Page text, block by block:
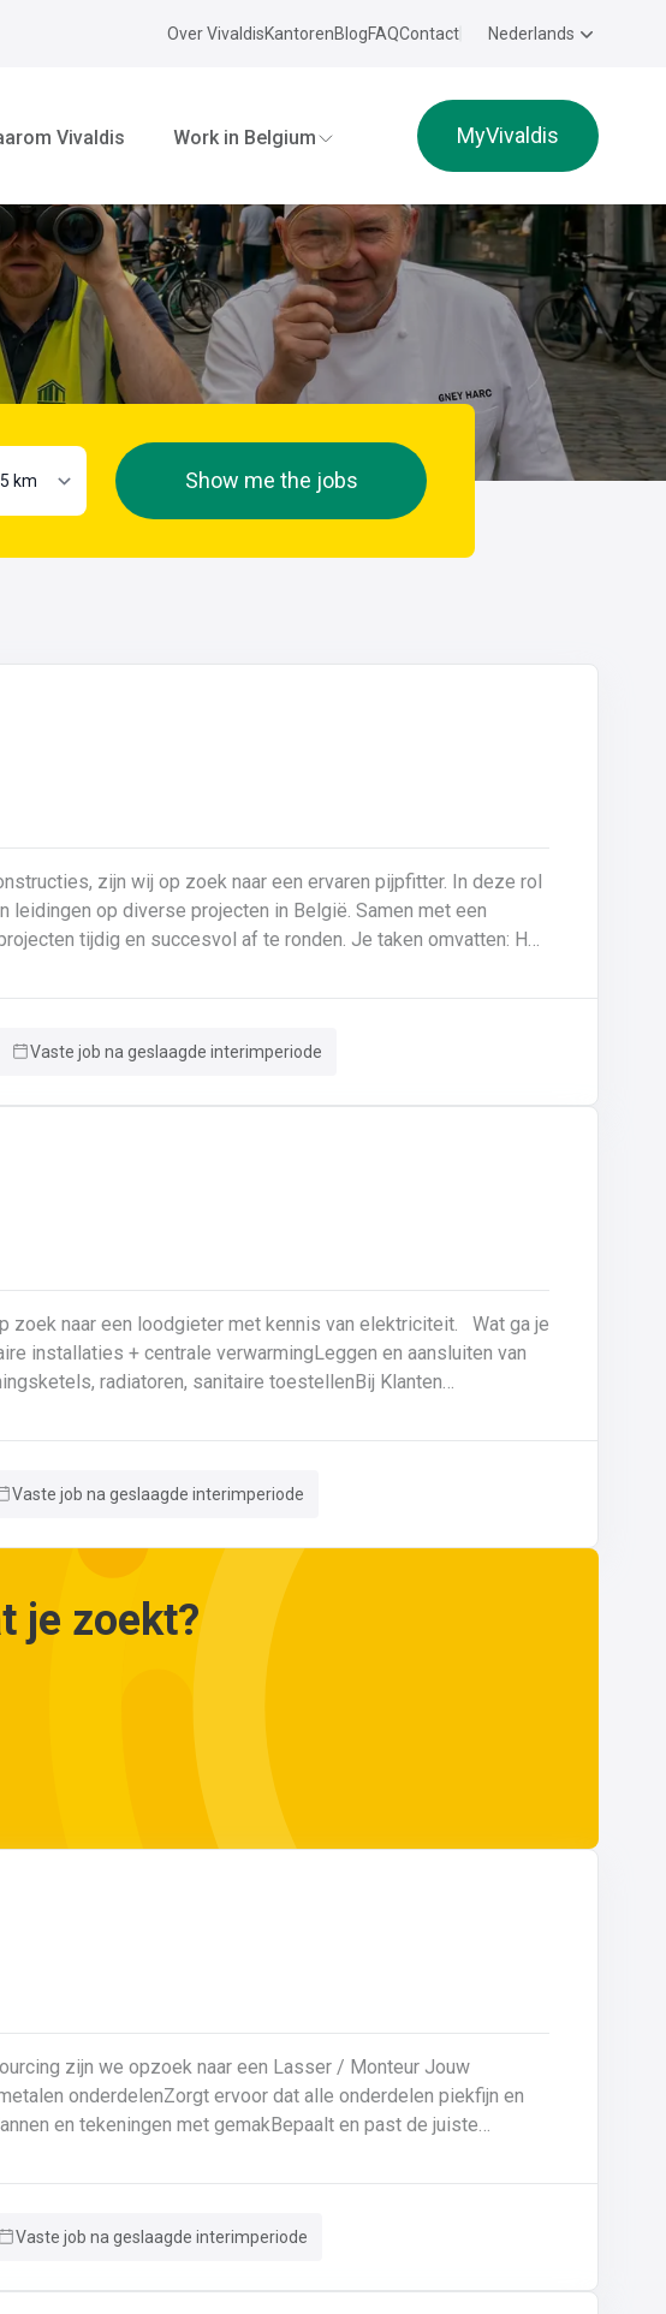
Over VivaldisKantorenBlogFAQContact Nederlands
Vivaldis Work in Belgium MyVivaldis
afstand Show me the jobs
zijn wij op zoek naar een ervaren pijpfitter. In deze rol
leidingen op diverse projecten in België. Samen met een
en succesvol af te ronden. Je taken omvatten: Het
aan machines en installaties.Kritische
en uitvoering van ISO-tekeningen en P&ID’s.Herstellingen en
Vaste job na geslaagde interimperiode
naar een loodgieter met kennis van elektriciteit. Wat ga je
radiatoren, sanitaire toestellenBij Klanten
je nog vragen hebt, kan je ons telefonisch of via mail bereiken op 059 80
Vaste job na geslaagde interimperiode
je zoekt?
zijn we opzoek naar een Lasser / Monteur Jouw
en tekeningen met gemakBepaalt en past de juiste
stevige en duurzame basis voor elk project
Vaste job na geslaagde interimperiode